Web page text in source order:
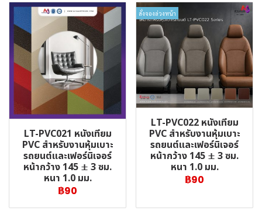
LT-PVC021 หนังเทียม
PVC สำหรับงานหุ้มเบาะ
รถยนต์และเฟอร์นิเจอร์
หน้ากว้าง 145 ± 3 ซม.
หนา 1.0 มม.
฿90
สั่งจองล่วงหน้า
LT-PVC022 หนังเทียม
PVC สำหรับงานหุ้มเบาะ
รถยนต์และเฟอร์นิเจอร์
หน้ากว้าง 145 ± 3 ซม.
หนา 1.0 มม.
฿90